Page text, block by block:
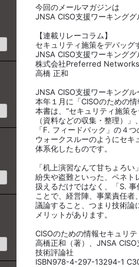
今回のメールマガジンは
JNSA CISO支援ワーキング
【連載リレーコラム】
セキュリティ施策をデバッグ
JNSA CISO支援ワーキング
株式会社Preferred
高橋 正和
JNSA CISO支援ワーキング
本年１月に「CISOのための
本書は、“セキュリティ施策
（資料などの収集・整理）
「F. フィードバック」の４
ウォークスルーのようにセ
体系化したものです。
「机上演習なんて甘ちょろ
紛失や盗難といった、ペネト
扱えるだけではなく、「S.
ことで、経営陣、事業責任
議論すること、つまり技術論
メリットがあります。
CISOのための情報セキュリ
高橋正和（著）、JNSA
技術評論社
ISBN978-4-297-13294-1